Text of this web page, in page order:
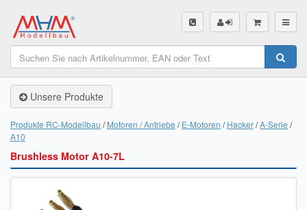
SHOP
Unsere Produkte
BL-Motor Finder
Schiffsschrauben Finder
Unsere Produkte
Produkte RC-Modellbau Motoren / Antriebe E-Motoren Hacker A-Serie
A10
Brushless Motor A10-7L